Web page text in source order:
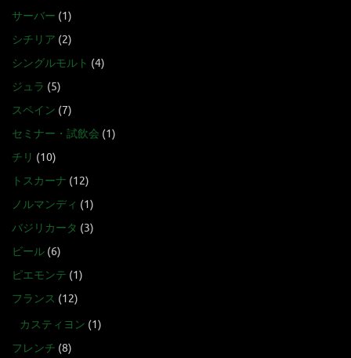
サーバー (1)
シチリア (2)
シングルモルト (4)
ジュラ (5)
スペイン (7)
セミナー・試飲会 (1)
チリ (10)
トスカーナ (12)
ノルマンディ (1)
バジリカータ (3)
ビール (6)
ピエモンテ (1)
フランス (12)
カスティヨン (1)
フレンチ (8)